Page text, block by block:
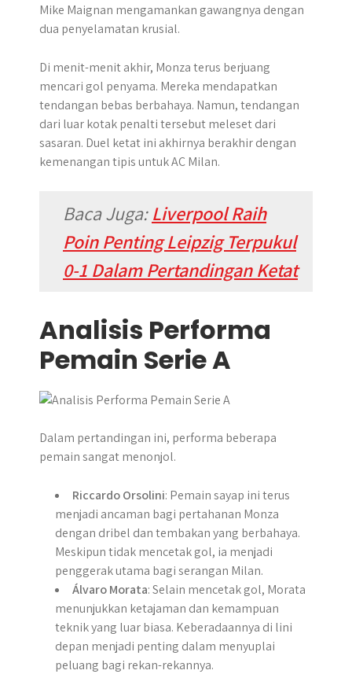
Mike Maignan mengamankan gawangnya dengan
dua penyelamatan krusial.
Di menit-menit akhir, Monza terus berjuang
mencari gol penyama. Mereka mendapatkan
tendangan bebas berbahaya. Namun, tendangan
dari luar kotak penalti tersebut meleset dari
sasaran. Duel ketat ini akhirnya berakhir dengan
kemenangan tipis untuk AC Milan.
Baca Juga:Liverpool Raih
Poin Penting Leipzig Terpukul
0-1 Dalam Pertandingan Ketat
Analisis Performa
Pemain Serie A
Dalam pertandingan ini, performa beberapa
pemain sangat menonjol.
Riccardo Orsolini: Pemain sayap ini terus
menjadi ancaman bagi pertahanan Monza
dengan dribel dan tembakan yang berbahaya.
Meskipun tidak mencetak gol, ia menjadi
penggerak utama bagi serangan Milan.
Álvaro Morata: Selain mencetak gol, Morata
menunjukkan ketajaman dan kemampuan
teknik yang luar biasa. Keberadaannya di lini
depan menjadi penting dalam menyuplai
peluang bagi rekan-rekannya.